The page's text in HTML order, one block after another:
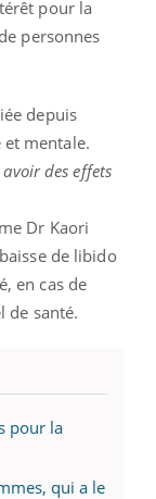
pour la
personnes
depuis
mentale.
des effets
Dr Kaori
de libido
en cas de
de santé.
pour la
qui a le